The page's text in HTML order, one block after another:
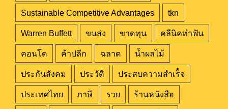
Sustainable Competitive Advantages tkn
Warren Buffett ขนส่ง ขาดทุน คลีนิคทำฟัน
คอนโด ค้าปลีก ฉลาด น้ำผลไม้
ประกันสังคม ประวัติ ประสบความสำเร็๋จ
ประเทศไทย ภาษี รวย ร้านหนังสือ